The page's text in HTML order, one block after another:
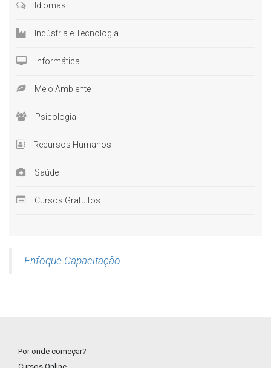
Idiomas
Indústria e Tecnologia
Informática
Meio Ambiente
Psicologia
Recursos Humanos
Saúde
Cursos Gratuitos
Enfoque Capacitação
Por onde começar?